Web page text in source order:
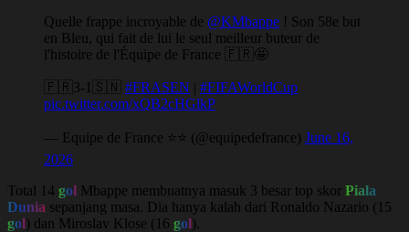
Quelle frappe incroyable de @KMbappe ! Son 58e but
en Bleu, qui fait de lui le seul meilleur buteur de
l'histoire de l'Équipe de France 🇫🇷🤩
🇫🇷3-1🇸🇳 #FRASEN | #FIFAWorldCup
pic.twitter.com/xQB2cHGlkP
— Equipe de France ⭐⭐ (@equipedefrance) June 16,
2026
Total 14 gol Mbappe membuatnya masuk 3 besar top skor Piala
Dunia sepanjang masa. Dia hanya kalah dari Ronaldo Nazario (15
gol) dan Miroslav Klose (16 gol).